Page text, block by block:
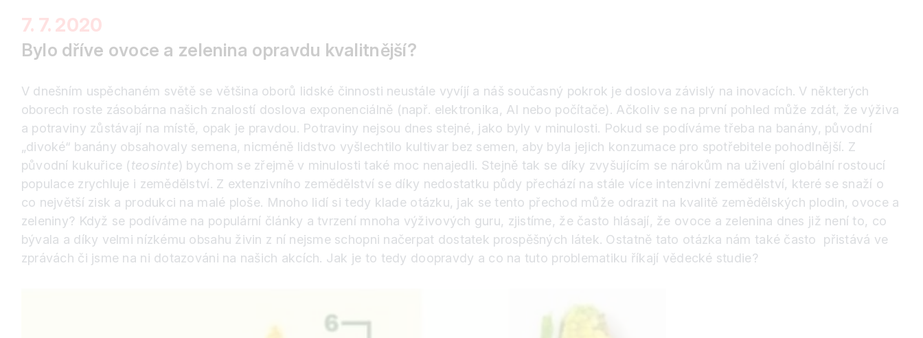
7. 7. 2020
Bylo dříve ovoce a zelenina opravdu kvalitnější?
V dnešním uspěchaném světě se většina oborů lidské činnosti neustále vyvíjí a náš současný pokrok je doslova závislý na inovacích. V některých
oborech roste zásobárna našich znalostí doslova exponenciálně (např. elektronika, AI nebo počítače). Ačkoliv se na první pohled může zdát, že výživa
a potraviny zůstávají na místě, opak je pravdou. Potraviny nejsou dnes stejné, jako byly v minulosti. Pokud se podíváme třeba na banány, původní
„divoké“ banány obsahovaly semena, nicméně lidstvo vyšlechtilo kultivar bez semen, aby byla jejich konzumace pro spotřebitele pohodlnější. Z
původní kukuřice (teosinte) bychom se zřejmě v minulosti také moc nenajedli. Stejně tak se díky zvyšujícím se nárokům na uživení globální rostoucí
populace zrychluje i zemědělství. Z extenzivního zemědělství se díky nedostatku půdy přechází na stále více intenzivní zemědělství, které se snaží o
co největší zisk a produkci na malé ploše. Mnoho lidí si tedy klade otázku, jak se tento přechod může odrazit na kvalitě zemědělských plodin, ovoce a
zeleniny? Když se podíváme na populární články a tvrzení mnoha výživových guru, zjistíme, že často hlásají, že ovoce a zelenina dnes již není to, co
bývala a díky velmi nízkému obsahu živin z ní nejsme schopni načerpat dostatek prospěšných látek. Ostatně tato otázka nám také často přistává ve
zprávách či jsme na ni dotazováni na našich akcích. Jak je to tedy doopravdy a co na tuto problematiku říkají vědecké studie?